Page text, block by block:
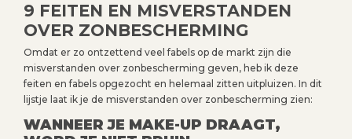
9 FEITEN EN MISVERSTANDEN
OVER ZONBESCHERMING
Omdat er zo ontzettend veel fabels op de markt zijn die
misverstanden over zonbescherming geven, heb ik deze
feiten en fabels opgezocht en helemaal zitten uitpluizen. In dit
lijstje laat ik je de misverstanden over zonbescherming zien:
WANNEER JE MAKE-UP DRAAGT,